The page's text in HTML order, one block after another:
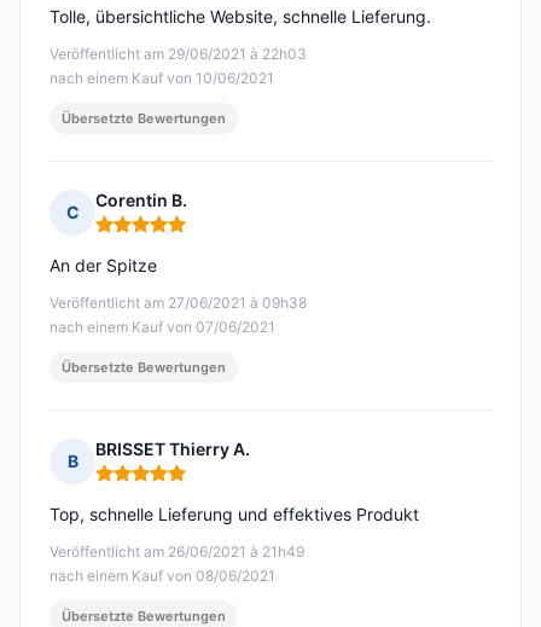
Veröffentlicht am 29/06/2021 à 22h03
nach einem Kauf von 10/06/2021
Tolle, übersichtliche Website, schnelle Lieferung.
Übersetzte Bewertungen
C
Corentin B.
Hinweis: 5 von 5
Veröffentlicht am 27/06/2021 à 09h38
nach einem Kauf von 07/06/2021
An der Spitze
Übersetzte Bewertungen
B
BRISSET Thierry A.
Hinweis: 5 von 5
Veröffentlicht am 26/06/2021 à 21h49
nach einem Kauf von 08/06/2021
Top, schnelle Lieferung und effektives Produkt
Übersetzte Bewertungen